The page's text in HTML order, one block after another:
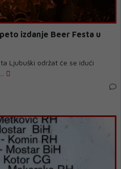
izdanje Beer Festa u
Ljubuški održat će se idući